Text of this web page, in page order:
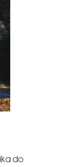
do